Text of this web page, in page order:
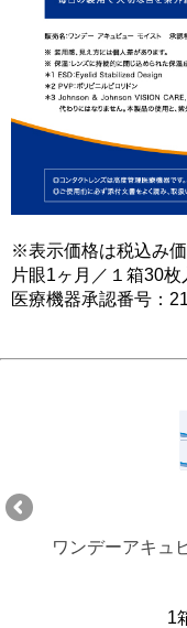
※表示価格は税込み
片眼1ヶ月／１箱30枚
医療機器承認番号：
ワンデーアキュ
1